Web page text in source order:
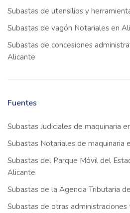
Subastas de utensilios y
Subastas de vagón Notariales en
Subastas de concesiones
Alicante
Fuentes
Subastas Judiciales de maquinaria
Subastas Notariales de maquinaria
Subastas del Parque Móvil del
Alicante
Subastas de la Agencia Tributaria
Subastas de otras